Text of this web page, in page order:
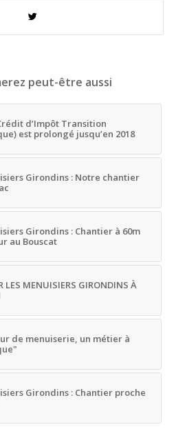
peut-être aussi
d’Impôt Transition
est prolongé jusqu’en 2018
Girondins : Notre chantier
Girondins : Chantier à 60m
au Bouscat
LES MENUISIERS GIRONDINS À
de menuiserie, un métier à
Girondins : Chantier proche